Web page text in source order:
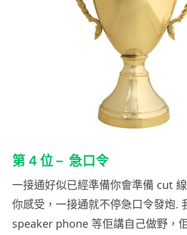
第 4 位 – 急口令
一接通好似已經準備你會準備 cut
你感受，一接通就不停急口令發炮.
speaker phone 等佢講自己做野，